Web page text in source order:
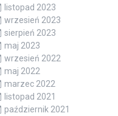
listopad 2023
wrzesień 2023
sierpień 2023
maj 2023
wrzesień 2022
maj 2022
marzec 2022
listopad 2021
październik 2021